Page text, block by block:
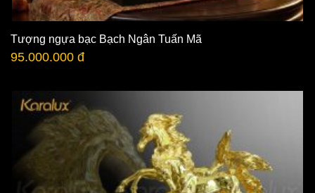
Tượng ngựa bạc Bạch Ngân Tuấn Mã
95.000.000 đ